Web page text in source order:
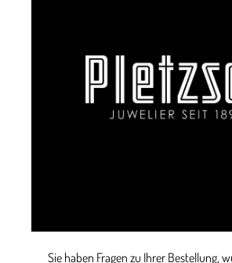
Sie haben Fragen zu Ihrer Bestellung,